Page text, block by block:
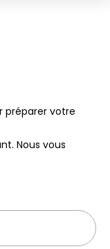
préparer votre
Nous vous